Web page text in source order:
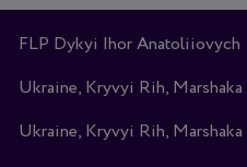
FLP Dykyi Ihor Anatoliiovych
Ukraine, Kryvyi Rih,
Ukraine, Kryvyi Rih,